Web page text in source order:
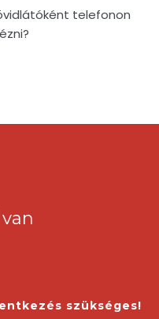
telefonon
szükséges!